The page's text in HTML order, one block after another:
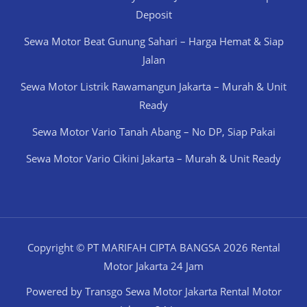
Deposit
Sewa Motor Beat Gunung Sahari – Harga Hemat & Siap
Jalan
Sewa Motor Listrik Rawamangun Jakarta – Murah & Unit
Ready
Sewa Motor Vario Tanah Abang – No DP, Siap Pakai
Sewa Motor Vario Cikini Jakarta – Murah & Unit Ready
Copyright © PT MARIFAH CIPTA BANGSA 2026 Rental
Motor Jakarta 24 Jam
Powered by Transgo Sewa Motor Jakarta Rental Motor